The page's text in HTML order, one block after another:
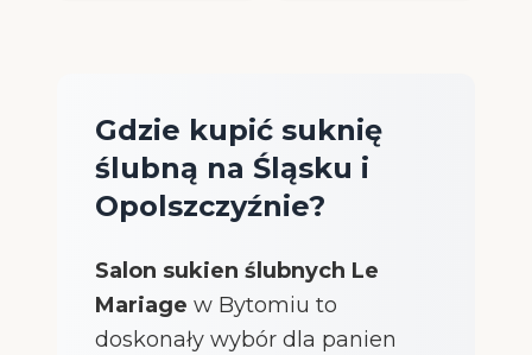
Gdzie kupić suknię
ślubną na Śląsku i
Opolszczyźnie?
Salon sukien ślubnych Le
Mariage w Bytomiu to
doskonały wybór dla panien